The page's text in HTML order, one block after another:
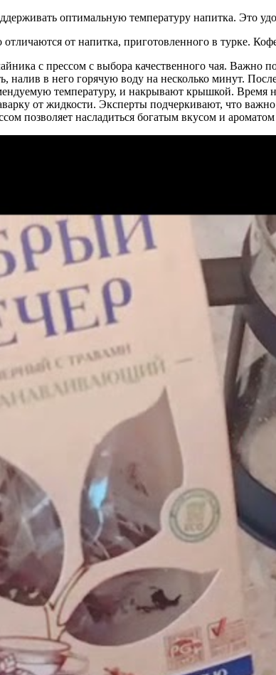
оптимальную температуру напитка. Это
от напитка, приготовленного в турке.
с прессом с выбора качественного чая. Важно
налив в него горячую воду на несколько минут.
температуру, и накрывают крышкой. Время
от жидкости. Эксперты подчеркивают, что
позволяет насладиться богатым вкусом и ароматом